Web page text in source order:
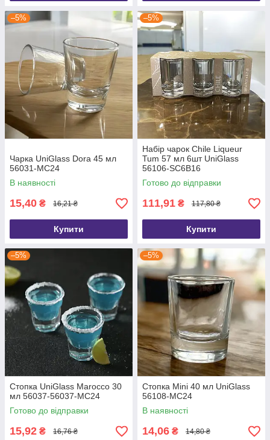
–5%
Чарка UniGlass Dora 45 мл
56031-МС24
В наявності
15,40 ₴ 16,21 ₴
Купити
–5%
Набір чарок Chile Liqueur
Tum 57 мл 6шт UniGlass
56106-SC6B16
Готово до відправки
111,91 ₴ 117,80 ₴
Купити
–5%
Стопка UniGlass Marocco 30
мл 56037-56037-МС24
Готово до відправки
15,92 ₴ 16,76 ₴
–5%
Стопка Mini 40 мл UniGlass
56108-MC24
В наявності
14,06 ₴ 14,80 ₴